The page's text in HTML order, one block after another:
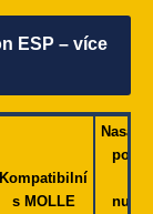
ESP – více
Kompatibilní
s MOLLE